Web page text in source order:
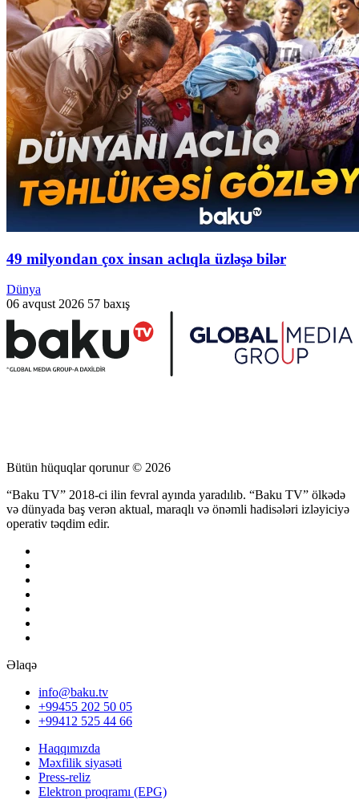
49 milyondan çox insan aclıqla üzləşə bilər
Dünya
06 avqust 2026 57 baxış
Bütün hüquqlar qorunur © 2026
“Baku TV” 2018-ci ilin fevral ayında yaradılıb. “Baku TV” ölkədə
və dünyada baş verən aktual, maraqlı və önəmli hadisələri izləyiciyə
operativ təqdim edir.
Əlaqə
info@baku.tv
+99455 202 50 05
+99412 525 44 66
Haqqımızda
Məxfilik siyasəti
Press-reliz
Elektron proqramı (EPG)